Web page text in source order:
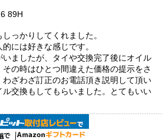
89H
っかりしてくれました。
には好きな感じです。
ましたが、タイや交換完了後にオイル
の時はひとつ間違えた価格の提示をさ
ざわざ訂正のお電話頂き説明して頂い
交換もしてもらいました。とてもいい